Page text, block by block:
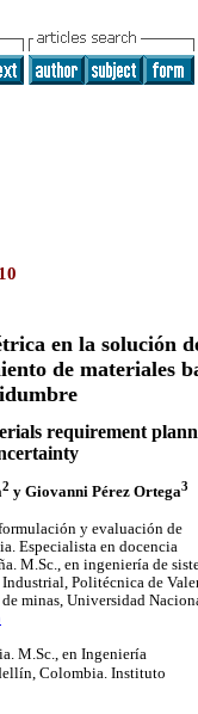
en la solución
de materiales
requirement
2 y Giovanni Pérez Ortega3
y evaluación de
Especialista en docencia
M.Sc., en ingeniería de
Politécnica de
minas, Universidad
M.Sc., en Ingeniería
Colombia. Instituto